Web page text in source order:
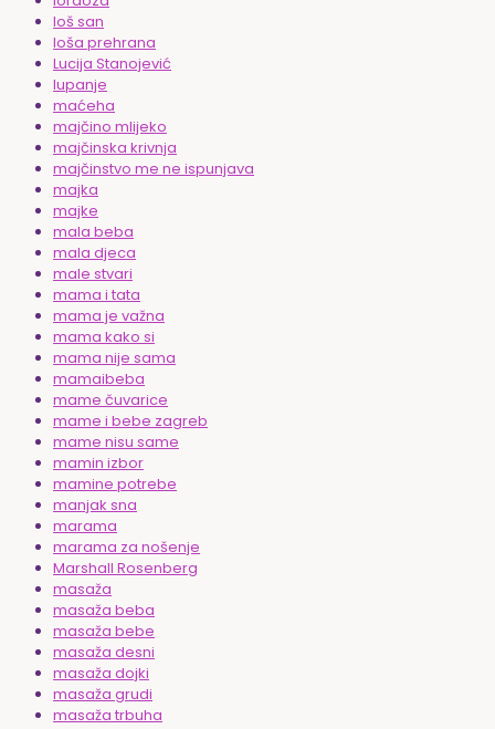
loš san
loša prehrana
Lucija Stanojević
lupanje
maćeha
majčino mlijeko
majčinska krivnja
majčinstvo me ne ispunjava
majka
majke
mala beba
mala djeca
male stvari
mama i tata
mama je važna
mama kako si
mama nije sama
mamaibeba
mame čuvarice
mame i bebe zagreb
mame nisu same
mamin izbor
mamine potrebe
manjak sna
marama
marama za nošenje
Marshall Rosenberg
masaža
masaža beba
masaža bebe
masaža desni
masaža dojki
masaža grudi
masaža trbuha